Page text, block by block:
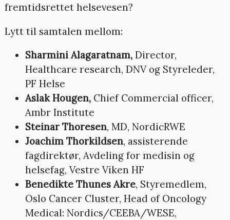
fremtidsrettet helsevesen?
Lytt til samtalen mellom:
Sharmini Alagaratnam, Director,
Healthcare research, DNV og Styreleder,
PF Helse
Aslak Hougen, Chief Commercial officer,
Ambr Institute
Steinar Thoresen, MD, NordicRWE
Joachim Thorkildsen, assisterende
fagdirektør, Avdeling for medisin og
helsefag, Vestre Viken HF
Benedikte Thunes Akre, Styremedlem,
Oslo Cancer Cluster, Head of Oncology
Medical: Nordics/CEEBA/WESE,